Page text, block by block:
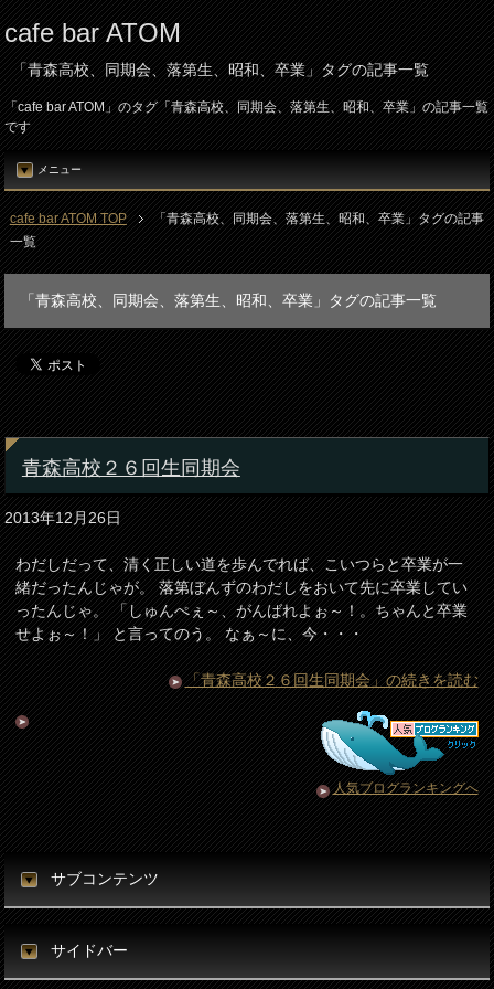
cafe bar ATOM
「青森高校、同期会、落第生、昭和、卒業」タグの記事一覧
「cafe bar ATOM」のタグ「青森高校、同期会、落第生、昭和、卒業」の記事一覧
です
メニュー
cafe bar ATOM TOP
「青森高校、同期会、落第生、昭和、卒業」タグの記事
一覧
「青森高校、同期会、落第生、昭和、卒業」タグの記事一覧
青森高校２６回生同期会
2013年12月26日
わだしだって、清く正しい道を歩んでれば、こいつらと卒業が一
緒だったんじゃが。 落第ぼんずのわだしをおいて先に卒業してい
ったんじゃ。 「しゅんぺぇ～、がんばれよぉ～！。ちゃんと卒業
せよぉ～！」 と言ってのう。 なぁ～に、今・・・
「青森高校２６回生同期会」の続きを読む
人気ブログランキングへ
サブコンテンツ
サイドバー